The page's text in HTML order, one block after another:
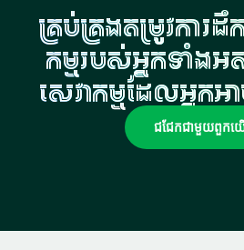
គ្រប់គ្រងតម្រូវការ
កម្មរបស់អ្នកទាំ
សេវាកម្មដែលអ្នកអ
ជជែកជាមួយពួកយ